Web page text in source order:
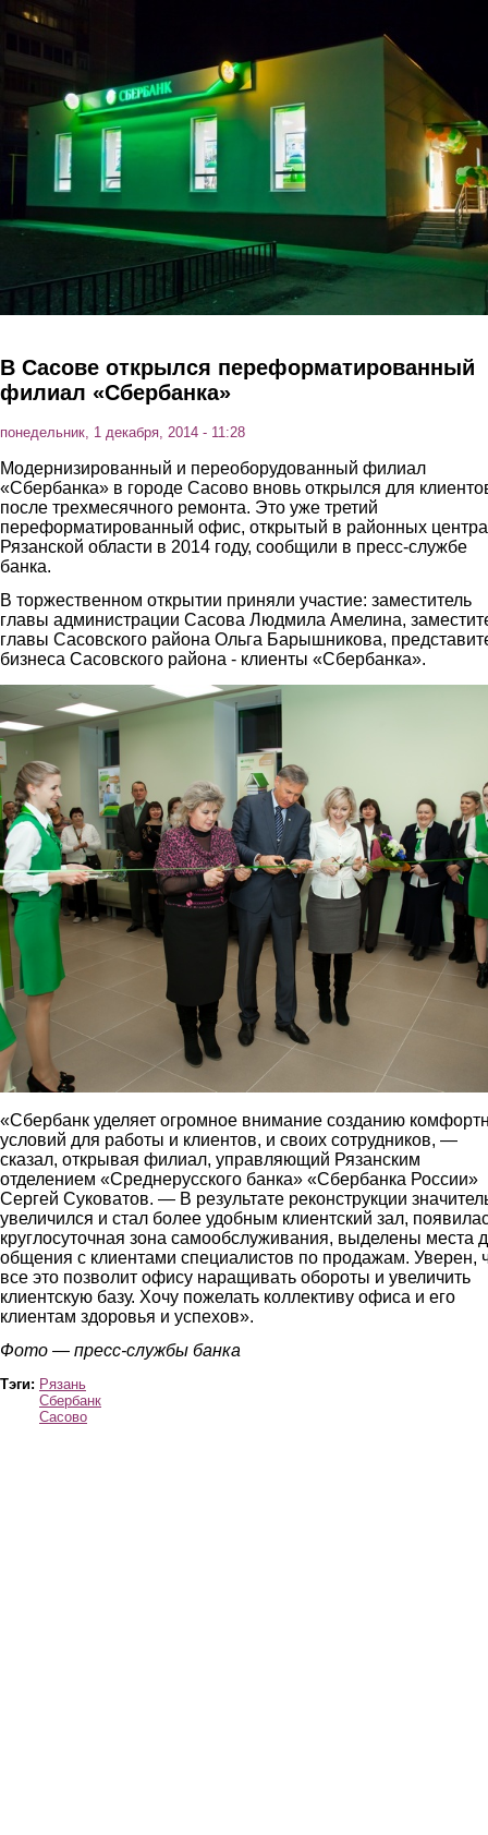
Перейти к основному содержанию
В Сасове открылся переформатированный
филиал «Сбербанка»
понедельник, 1 декабря, 2014 - 11:28
Модернизированный и переоборудованный филиал
«Сбербанка» в городе Сасово вновь открылся для
после трехмесячного ремонта. Это уже третий
переформатированный офис, открытый в районных
Рязанской области в 2014 году, сообщили в пресс-службе
банка.
В торжественном открытии приняли участие: заместитель
главы администрации Сасова Людмила Амелина,
главы Сасовского района Ольга Барышникова,
бизнеса Сасовского района - клиенты «Сбербанка».
«Сбербанк уделяет огромное внимание созданию
условий для работы и клиентов, и своих сотрудников, —
сказал, открывая филиал, управляющий Рязанским
отделением «Среднерусского банка» «Сбербанка России»
Сергей Суковатов. — В результате реконструкции
увеличился и стал более удобным клиентский зал,
круглосуточная зона самообслуживания, выделены места
общения с клиентами специалистов по продажам. Уверен,
все это позволит офису наращивать обороты и увеличить
клиентскую базу. Хочу пожелать коллективу офиса и его
клиентам здоровья и успехов».
Фото — пресс-службы банка
Тэги: Рязань
Сбербанк
Сасово